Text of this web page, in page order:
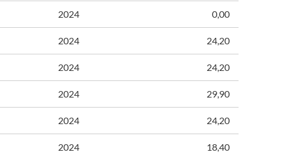
2024 0,00
2024 24,20
2024 24,20
2024 29,90
2024 24,20
2024 18,40